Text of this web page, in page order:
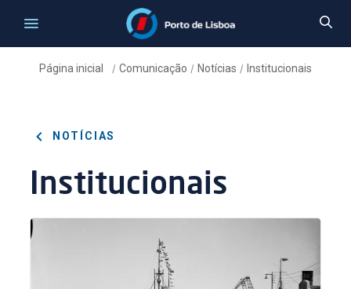
Página inicial / Comunicação / Notícias / Institucionais
NOTÍCIAS
Institucionais